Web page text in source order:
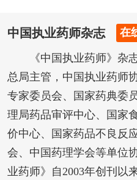
中国执业药师杂志 在
《中国执业药师》杂
总局主管，中国执业药师
专家委员会、国家药典委
理局药品审评中心、国家
价中心、国家药品不良反
会、中国药理学会等单位
业药师》自2003年创刊以